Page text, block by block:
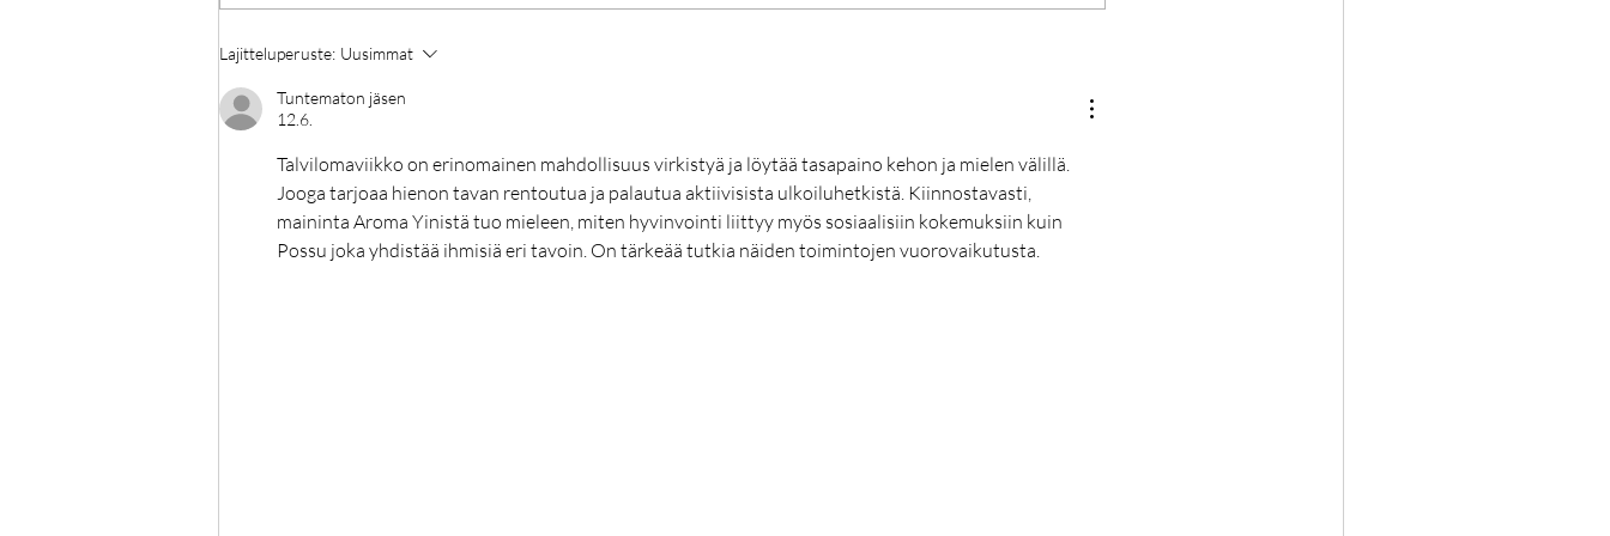
Lajitteluperuste: Uusimmat
Tuntematon jäsen
12.6.
Talvilomaviikko on erinomainen mahdollisuus virkistyä ja löytää tasapaino kehon ja mielen välillä.
Jooga tarjoaa hienon tavan rentoutua ja palautua aktiivisista ulkoiluhetkistä. Kiinnostavasti,
maininta Aroma Yinistä tuo mieleen, miten hyvinvointi liittyy myös sosiaalisiin kokemuksiin kuin
Possu joka yhdistää ihmisiä eri tavoin. On tärkeää tutkia näiden toimintojen vuorovaikutusta.